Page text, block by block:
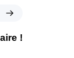
!